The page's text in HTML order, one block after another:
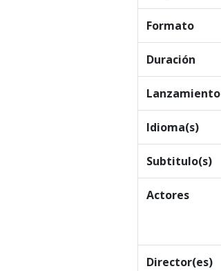
Formato
Duración
Lanzamiento
Idioma(s)
Subtitulo(s)
Actores
Director(es)